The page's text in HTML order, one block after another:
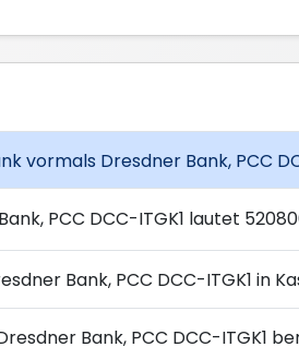
vormals Dresdner Bank, PCC
PCC DCC-ITGK1 lautet
Bank, PCC DCC-ITGK1 in
Bank, PCC DCC-ITGK1